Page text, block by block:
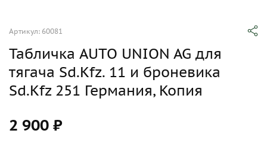
Артикул: 60081
Табличка AUTO UNION AG для
тягача Sd.Kfz. 11 и броневика
Sd.Kfz 251 Германия, Копия
2 900 ₽